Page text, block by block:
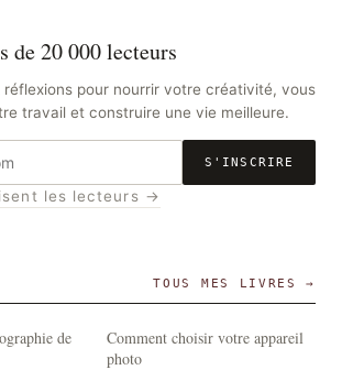
de 20 000 lecteurs
réflexions pour nourrir votre créativité, vous
travail et construire une vie meilleure.
S'INSCRIRE
les lecteurs →
TOUS MES LIVRES →
de
Comment choisir votre appareil
photo